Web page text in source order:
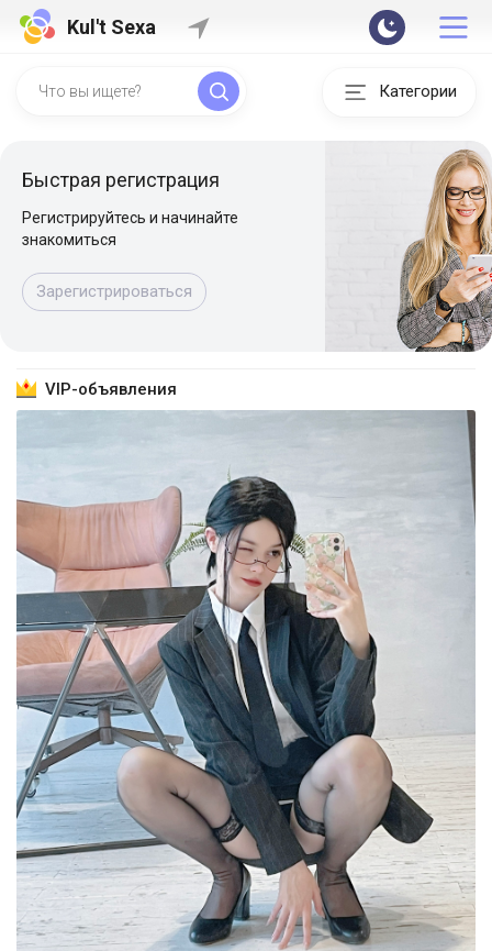
Kul't Sexa
Категории
Быстрая регистрация
Регистрируйтесь и начинайте
знакомиться
Зарегистрироваться
VIP-объявления